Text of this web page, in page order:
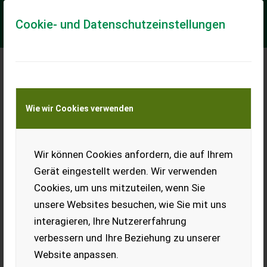
Cookie- und Datenschutzeinstellungen
Wie wir Cookies verwenden
Wir können Cookies anfordern, die auf Ihrem
Gerät eingestellt werden. Wir verwenden
Cookies, um uns mitzuteilen, wenn Sie
unsere Websites besuchen, wie Sie mit uns
interagieren, Ihre Nutzererfahrung
verbessern und Ihre Beziehung zu unserer
Website anpassen.
Meine Transportkostenanfrage
Transport von Land- und Baumaschinen –
KEINE Tiertransporte
John Deere 5085 GF
Boite : Mécanique Options : /4RM, CABINE, CLIM, BOITE 24/12
40 KM/H, 4 DE, INVERSEUR ELECTROHYDRAULIQUE
EUR 0